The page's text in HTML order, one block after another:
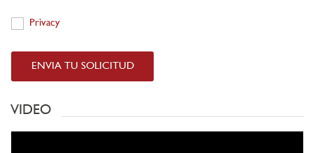
Privacy
Privacy
ENVIA TU SOLICITUD
VIDEO